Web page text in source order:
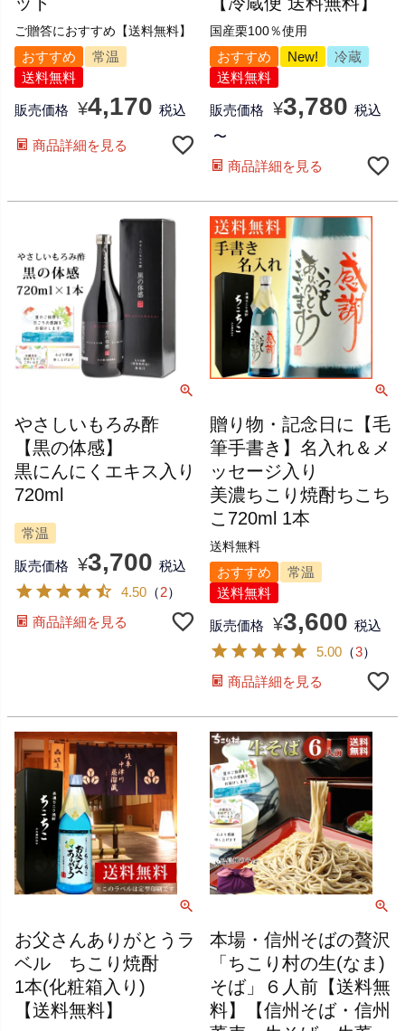
ご贈答におすすめ【送料無料】
おすすめ
常温
送料無料
販売価格 ¥4,170 税込
商品詳細を見る
国産栗100％使用
おすすめ New!
冷蔵
送料無料
販売価格 ¥3,780 税込
〜
商品詳細を見る
やさしいもろみ酢
【黒の体感】
黒にんにくエキス入り
720ml
常温
販売価格 ¥3,700 税込
4.50 （2）
商品詳細を見る
送料無料
贈り物・記念日に【毛
筆手書き】名入れ＆メ
ッセージ入り
美濃ちこり焼酎ちこち
こ720ml 1本
おすすめ
常温
送料無料
販売価格 ¥3,600 税込
5.00 （3）
商品詳細を見る
お父さんありがとうラ
ベル ちこり焼酎
1本(化粧箱入り)
【送料無料】
本場・信州そばの贅沢
「ちこり村の生(なま)
そば」６人前【送料無
料】【信州そば・信州